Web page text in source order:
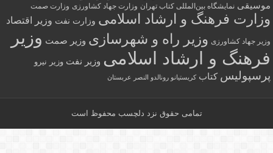
نمایشگاه بین‌المللی کتاب تهران وزارت جهاد کشاورزی وزارت صمت
فرهنگ و ارشاد اسلامی وزارت نفت وزیر اقتصاد
جهاد کشاورزی وزیر راه و شهرسازی وزیر صمت وزیر
و ارشاد اسلامی
وزیر نفت وزیر نیرو
کتاب کریستیانو رونالدو النصر عربستان
تمامی حقوق نزددلچسبمحفوظ است